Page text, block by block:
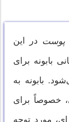
پوست در این
بابونه برای
بابونه به
خصوصاً برای
مورد توجه